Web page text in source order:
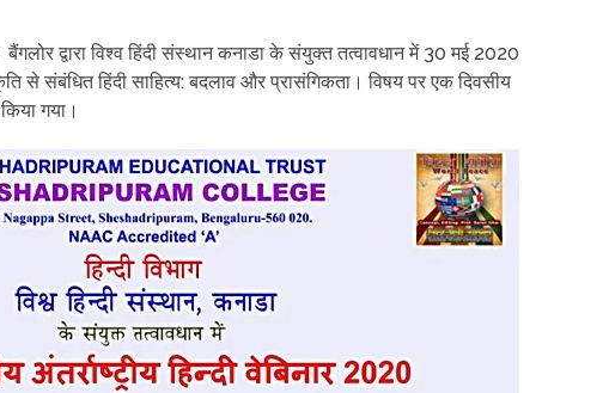
बैंगलोर द्वारा विश्व हिंदी संस्थान कनाडा के संयुक्त तत्वावधान में 30 मई 2020
से संबंधित हिंदी साहित्य: बदलाव और प्रासंगिकता। विषय पर एक दिवसीय
गया।